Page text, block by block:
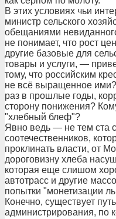
В этих условиях чьи
министр сельского
обещаниями
не понимает, что рост
другие базовые для
товары и услуги, —
тому, что российским
не всё выращенное
раз в прошлые годы,
сторону понижения?
"хлебный блеф"?
Явно ведь — не тем ста
соотечественников,
проклинать власти, от
дороговизну хлеба
которая еще слишом
автотрасс и другие
попытки "монетизации
Конечно, существует
администрирования, по